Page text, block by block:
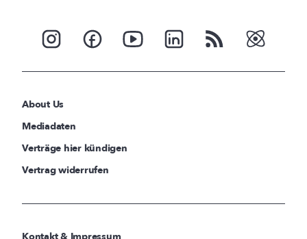
About Us
Mediadaten
Verträge hier kündigen
Vertrag widerrufen